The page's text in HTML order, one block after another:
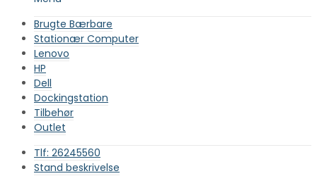
Brugte Bærbare
Stationær Computer
Lenovo
HP
Dell
Dockingstation
Tilbehør
Outlet
Tlf: 26245560
Stand beskrivelse